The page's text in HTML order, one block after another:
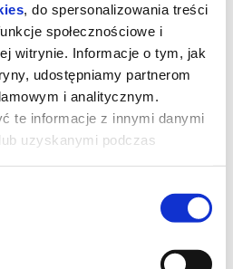
, do spersonalizowania treści
społecznościowe i
witrynie. Informacje o tym, jak
udostępniamy partnerom
i analitycznym.
te informacje z innymi danymi
uzyskanymi podczas
skarpetek 3.
książek dla dzieci powracają do
detektywistyczna, pojedynki
szeryfem, genialnym